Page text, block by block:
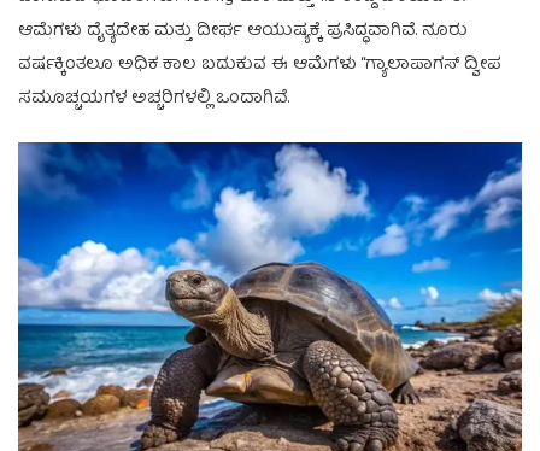
ಆಮೆಗಳು ದೈತ್ಯದೇಹ ಮತ್ತು ದೀರ್ಘ ಆಯುಷ್ಯಕ್ಕೆ ಪ್ರಸಿದ್ಧವಾಗಿವೆ. ನೂರು
ವರ್ಷಕ್ಕಿಂತಲೂ ಅಧಿಕ ಕಾಲ ಬದುಕುವ ಈ ಆಮೆಗಳು “ಗ್ಯಾಲಾಪಾಗಸ್ ದ್ವೀಪ
ಸಮೂಚ್ಚಯಗಳ ಅಚ್ಚರಿಗಳಲ್ಲಿ ಒಂದಾಗಿವೆ.